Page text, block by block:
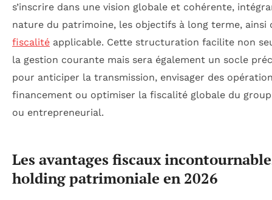
s’inscrire dans une vision globale et cohérente,
nature du patrimoine, les objectifs à long terme, ainsi
fiscalité applicable. Cette structuration facilite non
la gestion courante mais sera également un socle
pour anticiper la transmission, envisager des
financement ou optimiser la fiscalité globale du
ou entrepreneurial.
Les avantages fiscaux
holding patrimoniale en 2026